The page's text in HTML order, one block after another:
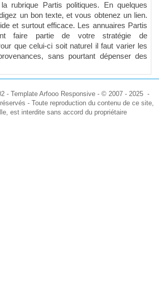
rubrique Partis politiques. En quelques
un bon texte, et vous obtenez un lien.
et surtout efficace. Les annuaires Partis
faire partie de votre stratégie de
que celui-ci soit naturel il faut varier les
sans pourtant dépenser des
- Template Arfooo Responsive - © 2007 - 2025 -
- Toute reproduction du contenu de ce site,
est interdite sans accord du propriétaire